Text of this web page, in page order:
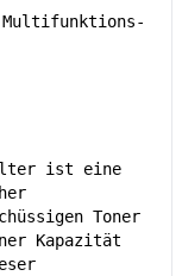
Multifunktions-
ist eine
Toner
Kapazität